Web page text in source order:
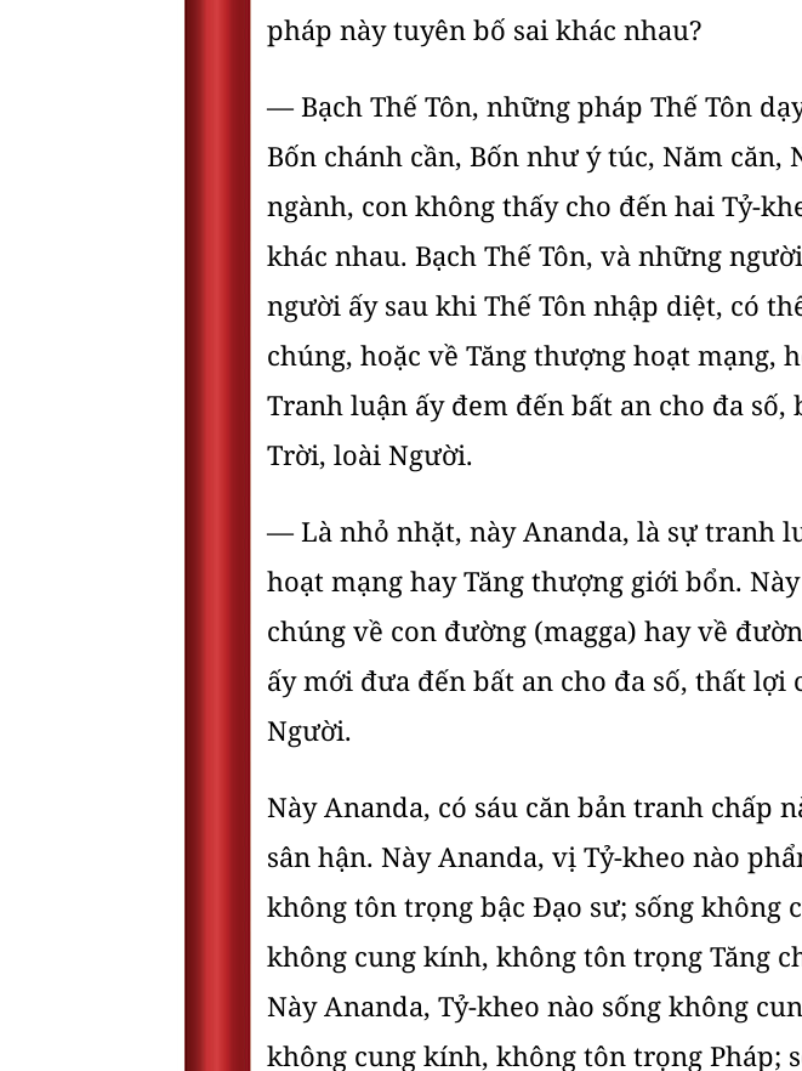
pháp này tuyên bố sai khác nhau?
— Bạch Thế Tôn, những pháp Thế Tôn
Bốn chánh cần, Bốn như ý túc, Năm căn,
ngành, con không thấy cho đến hai Tỷ-
khác nhau. Bạch Thế Tôn, và những
người ấy sau khi Thế Tôn nhập diệt, có
chúng, hoặc về Tăng thượng hoạt mạng,
Tranh luận ấy đem đến bất an cho đa
Trời, loài Người.
— Là nhỏ nhặt, này Ananda, là sự tranh
hoạt mạng hay Tăng thượng giới bổn.
chúng về con đường (magga) hay về
ấy mới đưa đến bất an cho đa số, thất
Người.
Này Ananda, có sáu căn bản tranh chấp
sân hận. Này Ananda, vị Tỷ-kheo nào
không tôn trọng bậc Ðạo sư; sống không
không cung kính, không tôn trọng Tăng
Này Ananda, Tỷ-kheo nào sống không
không cung kính, không tôn trọng Pháp;